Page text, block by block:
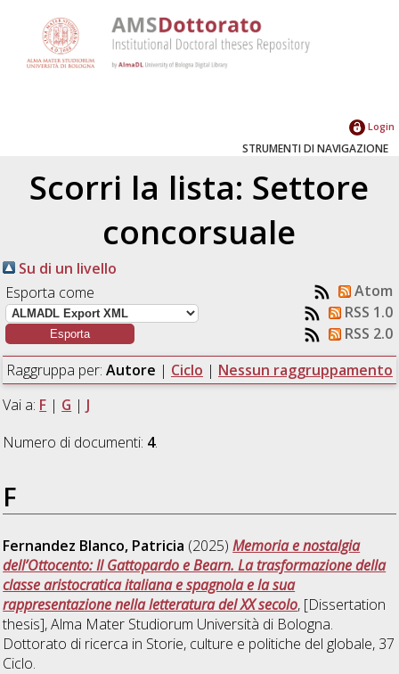
Login
STRUMENTI DI NAVIGAZIONE
Scorri la lista: Settore
concorsuale
Su di un livello
Esporta come
Atom
RSS 1.0
RSS 2.0
Raggruppa per: Autore | Ciclo | Nessun raggruppamento
Vai a: F | G | J
Numero di documenti: 4.
F
Fernandez Blanco, Patricia (2025)Memoria e nostalgia
dell’Ottocento: Il Gattopardo e Bearn. La trasformazione della
classe aristocratica italiana e spagnola e la sua
rappresentazione nella letteratura del XX secolo, [Dissertation
thesis], Alma Mater Studiorum Università di Bologna.
Dottorato di ricerca in Storie, culture e politiche del globale, 37
Ciclo.